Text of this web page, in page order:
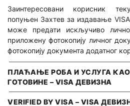
Промена платног рачуна
Изводи по рачуну
ПРЕГЛЕД УСЛУГА И НАКНАДА
КАМАТНЕ СТОПЕ
Заинтересовани корисник
попуњен Захтев за издавање
може предати искључиво
приложену фотокопију личног
фотокопију документа додатног
ПЛАЋАЊЕ РОБА И УСЛУГА
ГОТОВИНЕ – VISA ДЕВИЗНА
VERIFIED BY VISA – VISA